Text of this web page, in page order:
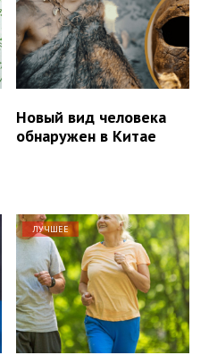
Новый вид человека
обнаружен в Китае
ЛУЧШЕЕ